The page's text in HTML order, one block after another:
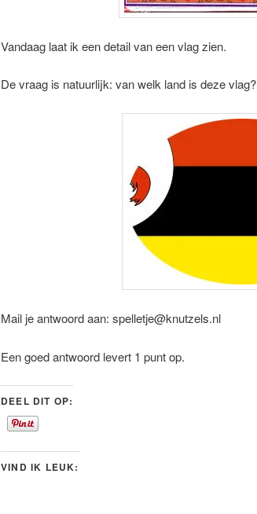
Vandaag laat ik een detail van een vlag zien.
De vraag is natuurlijk: van welk land is deze vlag?
Mail je antwoord aan: spelletje@knutzels.nl
Een goed antwoord levert 1 punt op.
DEEL DIT OP:
VIND IK LEUK: